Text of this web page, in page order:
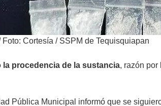
Foto: Cortesía / SSPM de Tequisquiapan
procedencia de la sustancia, razón
Pública Municipal informó que se